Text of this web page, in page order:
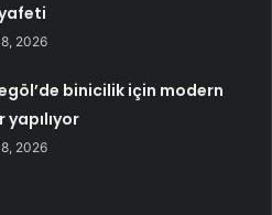
2026
binicilik için modern
yapılıyor
2026